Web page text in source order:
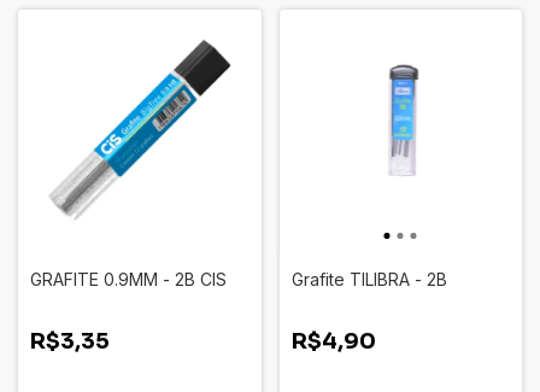
GRAFITE 0.9MM - 2B CIS
R$3,35
Grafite TILIBRA - 2B
R$4,90